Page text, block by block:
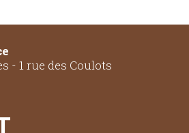
- 1 rue des Coulots